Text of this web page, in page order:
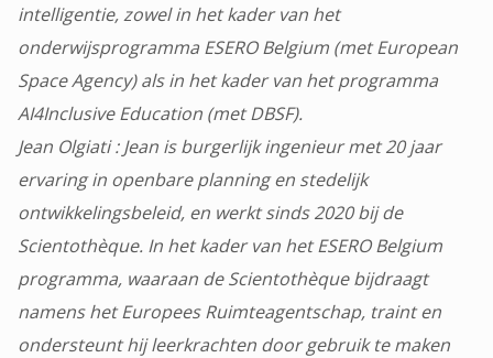
intelligentie, zowel in het kader van het
onderwijsprogramma ESERO Belgium (met European
Space Agency) als in het kader van het programma
AI4Inclusive Education (met DBSF).
Jean Olgiati : Jean is burgerlijk ingenieur met 20 jaar
ervaring in openbare planning en stedelijk
ontwikkelingsbeleid, en werkt sinds 2020 bij de
Scientothèque. In het kader van het ESERO Belgium
programma, waaraan de Scientothèque bijdraagt
namens het Europees Ruimteagentschap, traint en
ondersteunt hij leerkrachten door gebruik te maken